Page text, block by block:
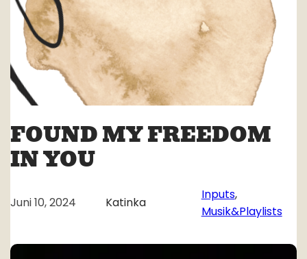
FOUND MY FREEDOM
IN YOU
Juni 10, 2024 Katinka
Inputs,
Musik&Playlists